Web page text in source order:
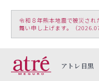
令和８年熊本地震で被災され
舞い申し上げます。（
アトレ目黒